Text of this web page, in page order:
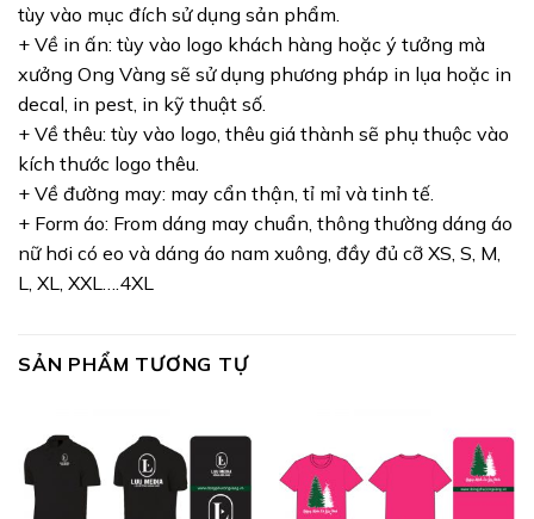
tùy vào mục đích sử dụng sản phẩm.
+ Về in ấn: tùy vào logo khách hàng hoặc ý tưởng mà
xưởng Ong Vàng sẽ sử dụng phương pháp in lụa hoặc in
decal, in pest, in kỹ thuật số.
+ Về thêu: tùy vào logo, thêu giá thành sẽ phụ thuộc vào
kích thước logo thêu.
+ Về đường may: may cẩn thận, tỉ mỉ và tinh tế.
+ Form áo: From dáng may chuẩn, thông thường dáng áo
nữ hơi có eo và dáng áo nam xuông, đầy đủ cỡ XS, S, M,
L, XL, XXL….4XL
SẢN PHẨM TƯƠNG TỰ